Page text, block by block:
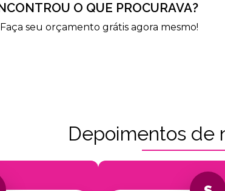
O QUE PROCURAVA?
Faça seu orçamento grátis agora mesmo!
Depoimentos de